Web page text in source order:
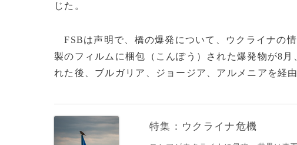
じた。
FSBは声明で、橋の爆発について、ウクライナの
製のフィルムに梱包（こんぽう）された爆発物が8
れた後、ブルガリア、ジョージア、アルメニアを経
特集：ウクライナ危機